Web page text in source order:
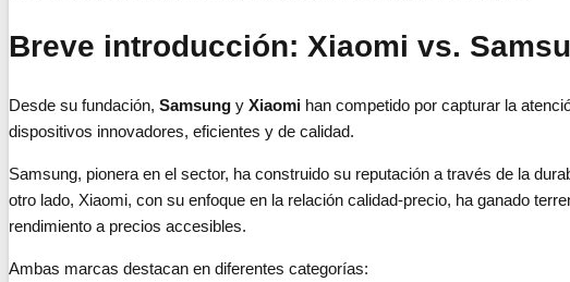
Breve introducción: Xiaomi vs.
Desde su fundación, Samsung y Xiaomi han competido por capturar la
dispositivos innovadores, eficientes y de calidad.
Samsung, pionera en el sector, ha construido su reputación a través de la
otro lado, Xiaomi, con su enfoque en la relación calidad-precio, ha ganado
rendimiento a precios accesibles.
Ambas marcas destacan en diferentes categorías: